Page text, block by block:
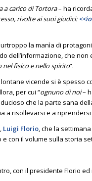
a carico di Tortora– ha
rivolte ai suoi giudici:
la manìa di
dell’informazione, che non
fisico e nello spirito”.
vicende si è spesso
per cui “ognuno di noi–
che la parte sana
a risollevarsi e a
Luigi Florio, che la
con il volume sulla storia
con il presidente Florio